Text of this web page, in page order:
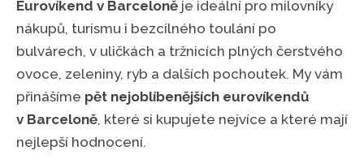
Eurovíkend v Barceloně je ideální pro milovníky
nákupů, turismu i bezcílného toulání po
bulvárech, v uličkách a tržnicích plných čerstvého
ovoce, zeleniny, ryb a dalších pochoutek. My vám
přinášíme pět nejoblíbenějších eurovíkendů
v Barceloně, které si kupujete nejvíce a které mají
nejlepší hodnocení.